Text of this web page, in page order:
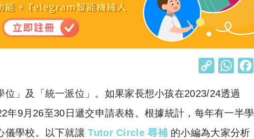
C
p
y
Li
W
at
s
A
位」及「統一派位」。如果家長想小孩在2023/24透過
年9月26至30日遞交申請表格。根據統計，每年有一半學
儀學校。以下就讓Tutor Circle 尋補 的小編為大家分析